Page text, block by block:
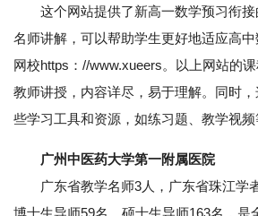
这个网站提供了新高一数学预习衔接
名师讲解，可以帮助学生更好地适应高
网校https：//www.xueers。以上网站的
教师讲授，内容详尽，易于理解。同时
些学习工具和资源，如练习题、教学视频
广州中医药大学第一附属医院
广东省教学名师3人，广东省珠江学
博士生导师59名、硕士生导师163名，是